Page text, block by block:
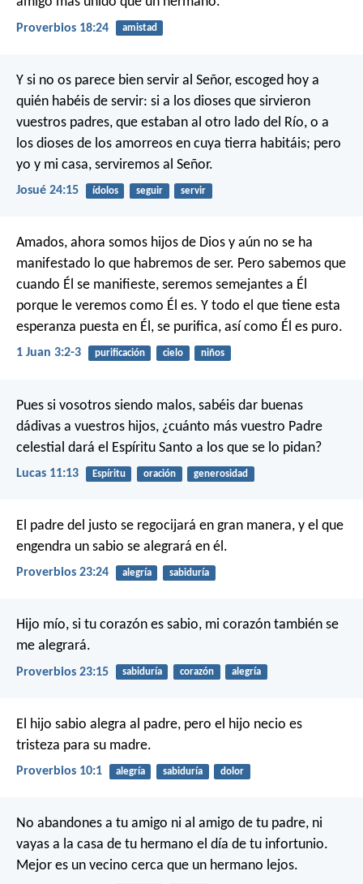
Proverbios 18:24 amistad
Y si no os parece bien servir al Señor, escoged hoy a
quién habéis de servir: si a los dioses que sirvieron
vuestros padres, que estaban al otro lado del Río, o a
los dioses de los amorreos en cuya tierra habitáis; pero
yo y mi casa, serviremos al Señor.
Josué 24:15 ídolos seguir servir
Amados, ahora somos hijos de Dios y aún no se ha
manifestado lo que habremos de ser. Pero sabemos que
cuando Él se manifieste, seremos semejantes a Él
porque le veremos como Él es. Y todo el que tiene esta
esperanza puesta en Él, se purifica, así como Él es puro.
1 Juan 3:2-3 purificación cielo niños
Pues si vosotros siendo malos, sabéis dar buenas
dádivas a vuestros hijos, ¿cuánto más vuestro Padre
celestial dará el Espíritu Santo a los que se lo pidan?
Lucas 11:13 Espíritu oración generosidad
El padre del justo se regocijará en gran manera, y el que
engendra un sabio se alegrará en él.
Proverbios 23:24 alegría sabiduría
Hijo mío, si tu corazón es sabio, mi corazón también se
me alegrará.
Proverbios 23:15 sabiduría corazón alegría
El hijo sabio alegra al padre, pero el hijo necio es
tristeza para su madre.
Proverbios 10:1 alegría sabiduría dolor
No abandones a tu amigo ni al amigo de tu padre, ni
vayas a la casa de tu hermano el día de tu infortunio.
Mejor es un vecino cerca que un hermano lejos.